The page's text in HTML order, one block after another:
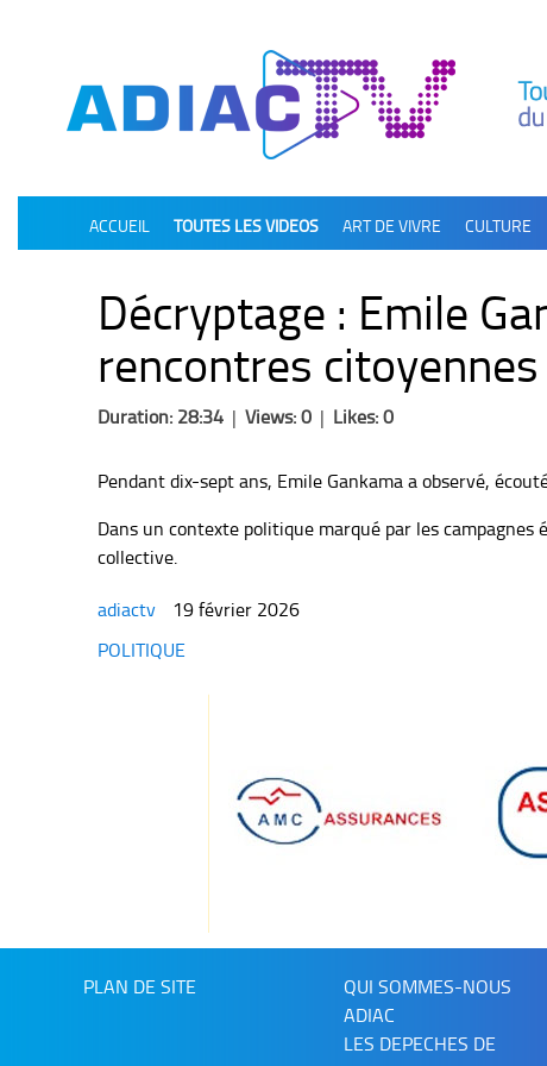
ACCUEIL TOUTES LES VIDEOS ART DE VIVRE CULTURE
Décryptage : Emile
rencontres
Duration: 28:34 | Views: 0 | Likes: 0
Pendant dix-sept ans, Emile Gankama a observé,
Dans un contexte politique marqué par les
collective.
adiactv
19 février 2026
Categories
POLITIQUE
PLAN DE SITE
QUI SOMMES-NOUS
ADIAC
LES DEPECHES DE